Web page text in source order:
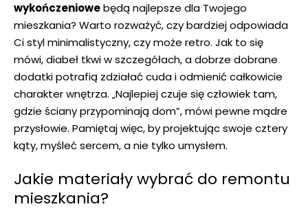
wykończeniowebędą najlepsze‌ dla Twojego
mieszkania? Warto rozważyć, czy bardziej odpowiada⁣
Ci styl minimalistyczny, czy może retro. Jak to się
mówi, ⁢diabeł⁣ tkwi w szczegółach, a dobrze⁣ dobrane
dodatki potrafią zdziałać​ cuda ‍i odmienić całkowicie
⁢charakter wnętrza. „Najlepiej czuje się człowiek tam,
gdzie ściany przypominają dom”, ⁢mówi​ pewne mądre
przysłowie. Pamiętaj więc, by projektując swoje ‌cztery
⁤kąty, myśleć sercem, a nie​ tylko umysłem.
Jakie materiały wybrać do remontu
mieszkania?